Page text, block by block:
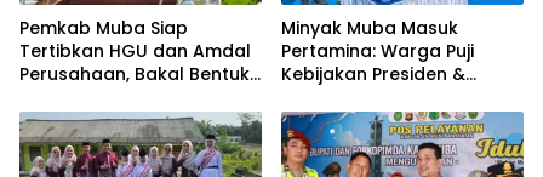
Pemkab Muba Siap
Tertibkan HGU dan Amdal
Perusahaan, Bakal Bentuk
Minyak Muba Masuk
Pertamina: Warga Puji
Kebijakan Presiden &